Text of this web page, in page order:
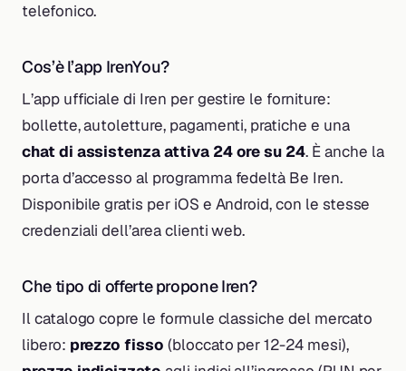
telefonico.
Cos’è l’app IrenYou?
L’app ufficiale di Iren per gestire le forniture:
bollette, autoletture, pagamenti, pratiche e una
chat di assistenza attiva 24 ore su 24. È anche la
porta d’accesso al programma fedeltà Be Iren.
Disponibile gratis per iOS e Android, con le stesse
credenziali dell’area clienti web.
Che tipo di offerte propone Iren?
Il catalogo copre le formule classiche del mercato
libero: prezzo fisso (bloccato per 12-24 mesi),